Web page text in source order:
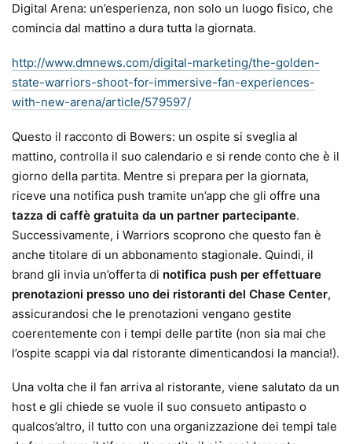
Digital Arena: un’esperienza, non solo un luogo fisico, che
comincia dal mattino a dura tutta la giornata.
http://www.dmnews.com/digital-marketing/the-golden-
state-warriors-shoot-for-immersive-fan-experiences-
with-new-arena/article/579597/
Questo il racconto di Bowers: un ospite si sveglia al
mattino, controlla il suo calendario e si rende conto che è il
giorno della partita. Mentre si prepara per la giornata,
riceve una notifica push tramite un’app che gli offre una
tazza di caffè gratuita da un partner partecipante.
Successivamente, i Warriors scoprono che questo fan è
anche titolare di un abbonamento stagionale. Quindi, il
brand gli invia un’offerta di notifica push per effettuare
prenotazioni presso uno dei ristoranti del Chase Center,
assicurandosi che le prenotazioni vengano gestite
coerentemente con i tempi delle partite (non sia mai che
l’ospite scappi via dal ristorante dimenticandosi la mancia!).
Una volta che il fan arriva al ristorante, viene salutato da un
host e gli chiede se vuole il suo consueto antipasto o
qualcos’altro, il tutto con una organizzazione dei tempi tale